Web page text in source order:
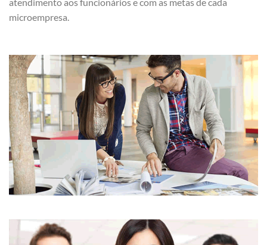
atendimento aos funcionários e com as metas de cada
microempresa.